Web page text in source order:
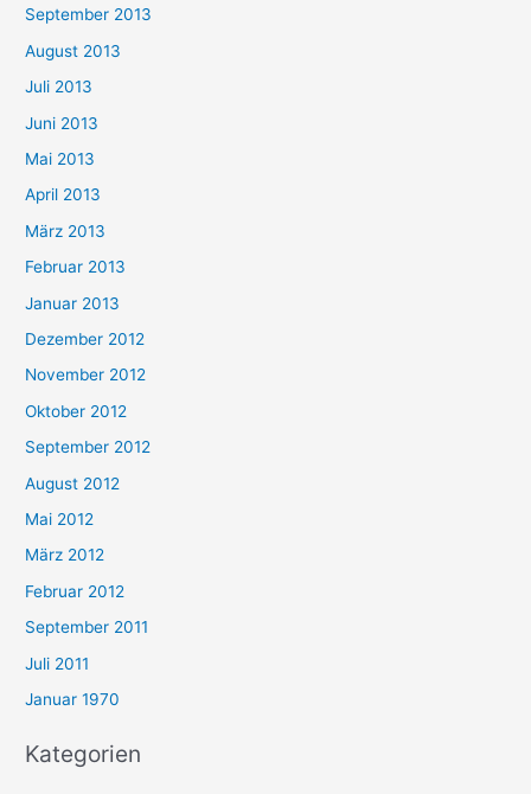
September 2013
August 2013
Juli 2013
Juni 2013
Mai 2013
April 2013
März 2013
Februar 2013
Januar 2013
Dezember 2012
November 2012
Oktober 2012
September 2012
August 2012
Mai 2012
März 2012
Februar 2012
September 2011
Juli 2011
Januar 1970
Kategorien